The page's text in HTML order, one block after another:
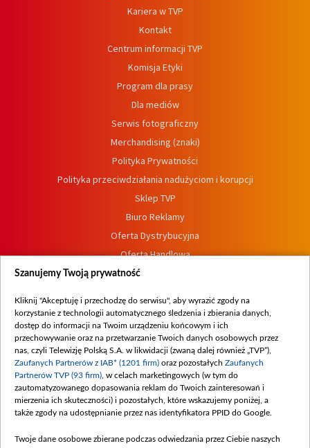
Kariera w TVP
Kontakt
Centrum informacji TVP
Komisja Etyki
Program dla prasy
Dla mediów
Serwis fotograficzny
Merchandising (znaki)
Polityka Prywatności
Polityka przeciwdziałania nadużyciom i korupcji
Sklep TVP
Biuro Reklamy
Oferta Dystrybucyjna
Oferta Handlowa
Dostępność
Procedura zgłoszeń wewnętrznych
Szanujemy Twoją prywatność
Kliknij "Akceptuję i przechodzę do serwisu", aby wyrazić zgody na
korzystanie z technologii automatycznego śledzenia i zbierania danych,
dostęp do informacji na Twoim urządzeniu końcowym i ich
przechowywanie oraz na przetwarzanie Twoich danych osobowych przez
nas, czyli Telewizję Polską S.A. w likwidacji (zwaną dalej również „TVP”),
Zaufanych Partnerów z IAB* (1201 firm) oraz pozostałych Zaufanych
Partnerów TVP (93 firm) , w celach marketingowych (w tym do
zautomatyzowanego dopasowania reklam do Twoich zainteresowań i
mierzenia ich skuteczności) i pozostałych, które wskazujemy poniżej, a
także zgody na udostępnianie przez nas identyfikatora PPID do Google.
Twoje dane osobowe zbierane podczas odwiedzania przez Ciebie naszych